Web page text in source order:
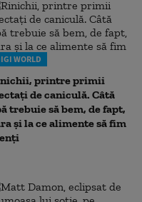
WORLD
printre primii
de caniculă. Câtă
trebuie să bem, de fapt,
și la ce alimente să fim